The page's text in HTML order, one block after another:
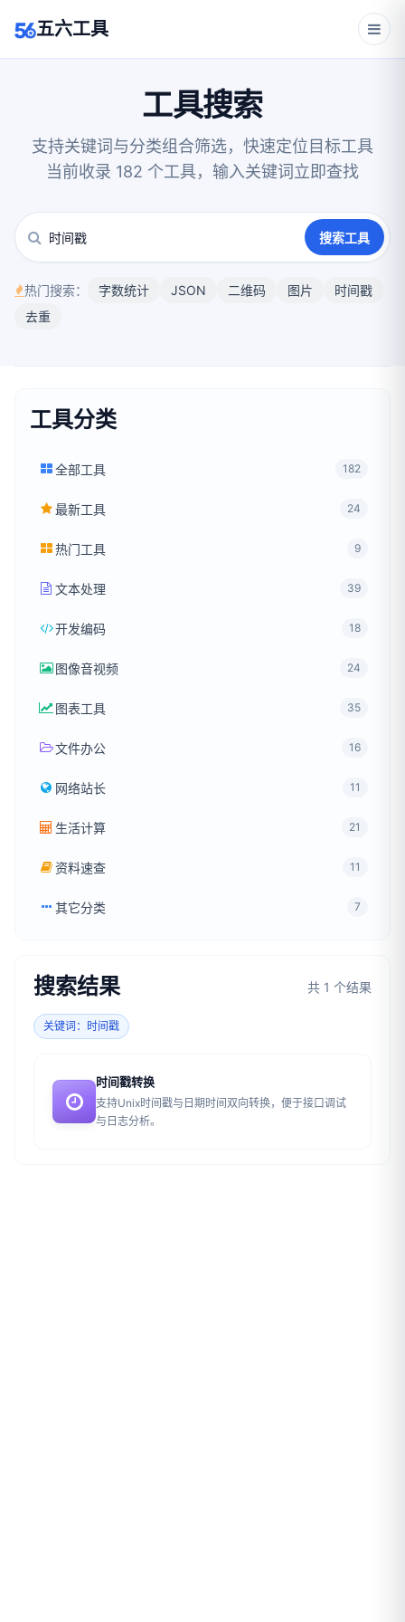
五六工具
工具搜索
支持关键词与分类组合筛选，快速定位目标工具
当前收录 182 个工具，输入关键词立即查找
搜索工具
热门搜索： 字数统计 JSON 二维码 图片
时间戳
去重
工具分类
全部工具 182
最新工具 24
热门工具 9
文本处理 39
开发编码 18
图像音视频 24
图表工具 35
文件办公 16
网络站长 11
生活计算 21
资料速查 11
其它分类 7
搜索结果 共 1 个结果
关键词：时间戳
时间戳转换
支持Unix时间戳与日期时间双向转换，便于接口调试
与日志分析。